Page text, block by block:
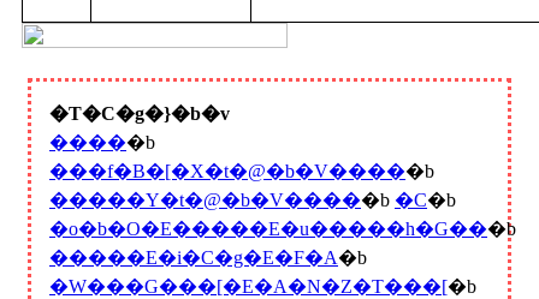
�T�C�g�}�b�v
�����b
���f�B�[�X�t�@�b�V�����b
�����Y�t�@�b�V�����b �C�b
�o�b�O�E�����E�u�����h�G���b
�����E�i�C�g�E�F�A�b
�W���G���[�E�A�N�Z�T���[�b